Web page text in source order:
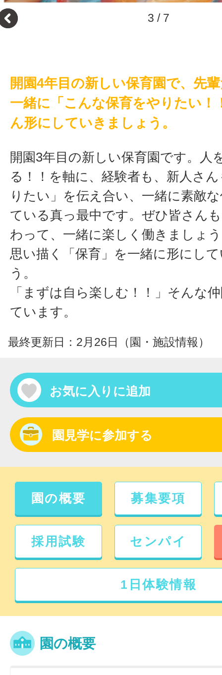
3 / 7
開園4年目の新しい保育園で、先
一緒に「こんな保育をやりたい！
ん形にしていきましょう。
開園3年目の新しい保育園です。人
る！！を軸に、経験者も、新人さ
りたい」を伝え合い、一緒に素敵
ている真っ最中です。ぜひ皆さん
わって、一緒に楽しく働きましょ
思い描く「保育」を一緒に形にし
う。
「まずは自ら楽しむ！！」そんな
ています。
最終更新日：2月26日（園・施設情報）
お気に入りに追加
園見学に参加する
園の概要 募集要項
採用試験 センパイ
1日体験情報
園の概要